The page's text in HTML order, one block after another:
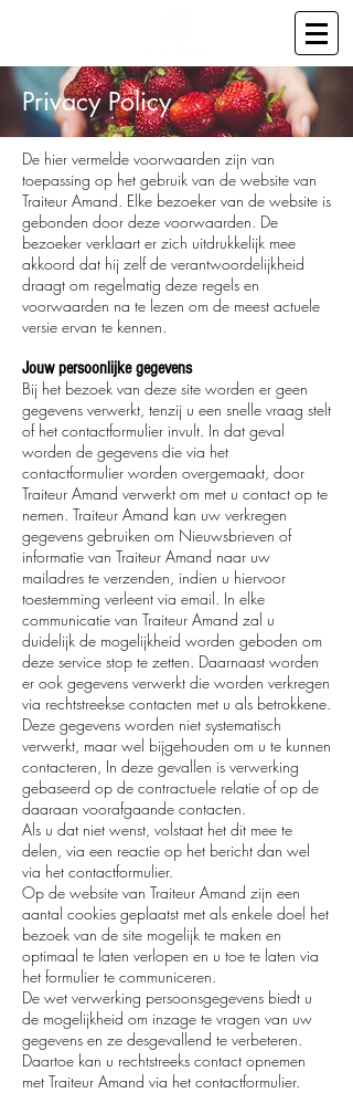
Privacy Policy
De hier vermelde voorwaarden zijn van
toepassing op het gebruik van de website van
Traiteur Amand. Elke bezoeker van de website is
gebonden door deze voorwaarden. De
bezoeker verklaart er zich uitdrukkelijk mee
akkoord dat hij zelf de verantwoordelijkheid
draagt om regelmatig deze regels en
voorwaarden na te lezen om de meest actuele
versie ervan te kennen.
Jouw persoonlijke gegevens
Bij het bezoek van deze site worden er geen
gegevens verwerkt, tenzij u een snelle vraag stelt
of het contactformulier invult. In dat geval
worden de gegevens die via het
contactformulier worden overgemaakt, door
Traiteur Amand verwerkt om met u contact op te
nemen. Traiteur Amand kan uw verkregen
gegevens gebruiken om Nieuwsbrieven of
informatie van Traiteur Amand naar uw
mailadres te verzenden, indien u hiervoor
toestemming verleent via email. In elke
communicatie van Traiteur Amand zal u
duidelijk de mogelijkheid worden geboden om
deze service stop te zetten. Daarnaast worden
er ook gegevens verwerkt die worden verkregen
via rechtstreekse contacten met u als betrokkene.
Deze gegevens worden niet systematisch
verwerkt, maar wel bijgehouden om u te kunnen
contacteren, In deze gevallen is verwerking
gebaseerd op de contractuele relatie of op de
daaraan voorafgaande contacten.
Als u dat niet wenst, volstaat het dit mee te
delen, via een reactie op het bericht dan wel
via het contactformulier.
Op de website van Traiteur Amand zijn een
aantal cookies geplaatst met als enkele doel het
bezoek van de site mogelijk te maken en
optimaal te laten verlopen en u toe te laten via
het formulier te communiceren.
De wet verwerking persoonsgegevens biedt u
de mogelijkheid om inzage te vragen van uw
gegevens en ze desgevallend te verbeteren.
Daartoe kan u rechtstreeks contact opnemen
met Traiteur Amand via het contactformulier.